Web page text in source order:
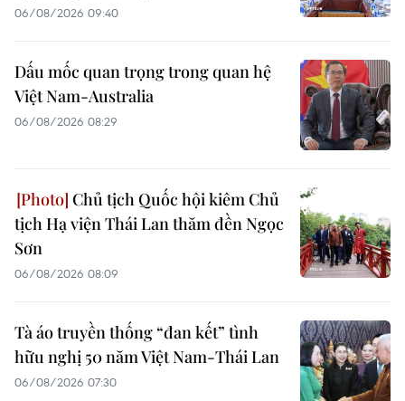
06/08/2026 09:40
Dấu mốc quan trọng trong quan hệ
Việt Nam-Australia
06/08/2026 08:29
Chủ tịch Quốc hội kiêm Chủ
tịch Hạ viện Thái Lan thăm đền Ngọc
Sơn
06/08/2026 08:09
Tà áo truyền thống “đan kết” tình
hữu nghị 50 năm Việt Nam-Thái Lan
06/08/2026 07:30